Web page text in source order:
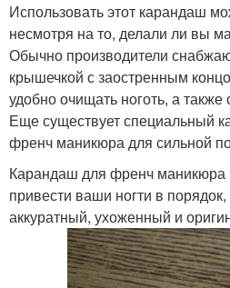
Использовать этот карандаш
несмотря на то, делали ли вы
Обычно производители
крышечкой с заостренным
удобно очищать ноготь, а также
Еще существует специальный
френч маникюра для сильной
Карандаш для френч маникюра
привести ваши ногти в
аккуратный, ухоженный и